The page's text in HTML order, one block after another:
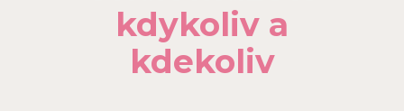
kdykoliv a
kdekoliv